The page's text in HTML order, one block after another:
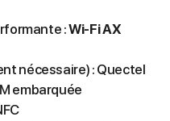
:Wi-Fi AX
nécessaire) : Quectel
embarquée